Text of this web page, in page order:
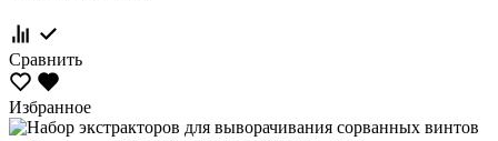
Сравнить
Избранное